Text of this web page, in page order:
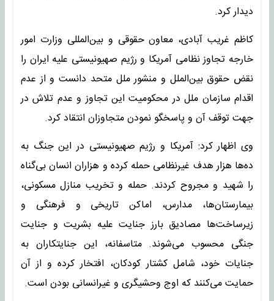
دیدار کرد.
کاظم غریب آبادی، معاون حقوقی و بین‌المللی وزارت امور
خارجه تجاوز نظامی آمریکا و رژیم صهیونیستی علیه ایران را
نقض حقوق بین‌الملل و منشور ملل متحد دانست و از عدم
اقدام سازمان ملل در محکومیت این تجاوز و عدم تلاش در
جهت توقف آن و پاسخگو نمودن متجاوزان انتقاد کرد.
وی اظهار کرد: آمریکا و رژیم صهیونیستی در این جنگ به
ده‌ها هزار هدف غیرنظامی حمله کرده و هزاران انسان بی‌گناه
را شهید و مجروح کردند. حمله و تخریب منازل مسکونی،
بیمارستان‌ها، مدارس، اماکن تاریخی و فرهنگی و
زیرساخت‌ها مصادیق بارز جنایت علیه بشریت و جنایت
جنگی محسوب می‌شوند. متاسفانه، این جنایتکاران به
جنایات خود، شامل کشتار کودکان، افتخار کرده و از آن
حمایت می‌کنند که اوج وحشیگری و غیرانسانی بودن است.